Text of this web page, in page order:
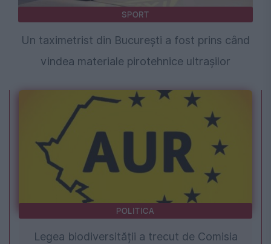
SPORT
Un taximetrist din București a fost prins când
vindea materiale pirotehnice ultrașilor
POLITICA
Legea biodiversității a trecut de Comisia